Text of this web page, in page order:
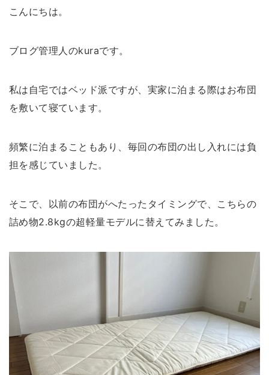
tag
BSファイン かかと用
=楽天roomでアイテムをまとめています=
こんにちは。
ブログ管理人のkuraです。
私は自宅ではベッド派ですが、実家に泊まる際はお布団
を敷いて寝ています。
頻繁に泊まることもあり、毎回の布団の出し入れには負
担を感じていました。
そこで、以前の布団がへたったタイミングで、こちらの
詰め物2.8kgの超軽量モデルに替えてみました。